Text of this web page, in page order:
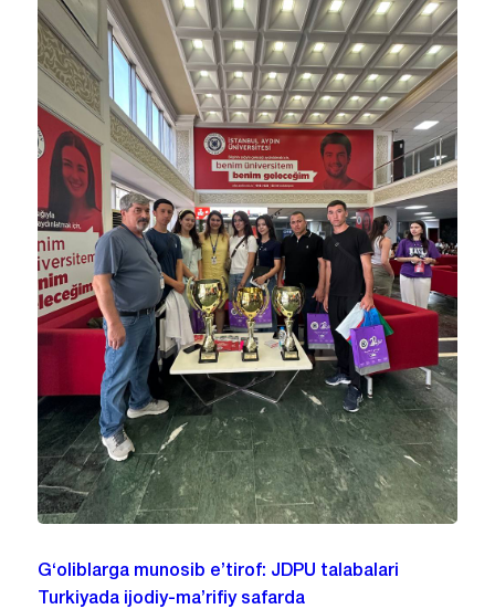
G‘oliblarga munosib e’tirof: JDPU talabalari
Turkiyada ijodiy-ma’rifiy safarda